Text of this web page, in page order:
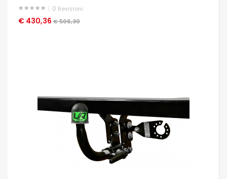
0 Revisioni
€ 430,36 € 506,30
OCCHIATA VELOCE